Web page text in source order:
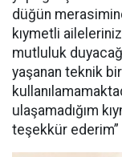
düğün
kıymetli
mutluluk
yaşanan teknik
ulaşamadığım
teşekkür ederim”